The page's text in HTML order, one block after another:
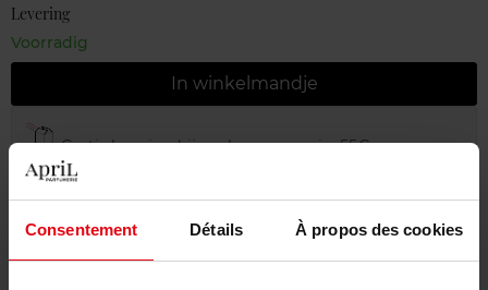
Consentement Détails À propos des cookies
Levering
Voorradig
In winkelmandje
Gratis levering bij aankoop van min. 55€
Gratis retour in je winkelpunt
Gratis verpakking